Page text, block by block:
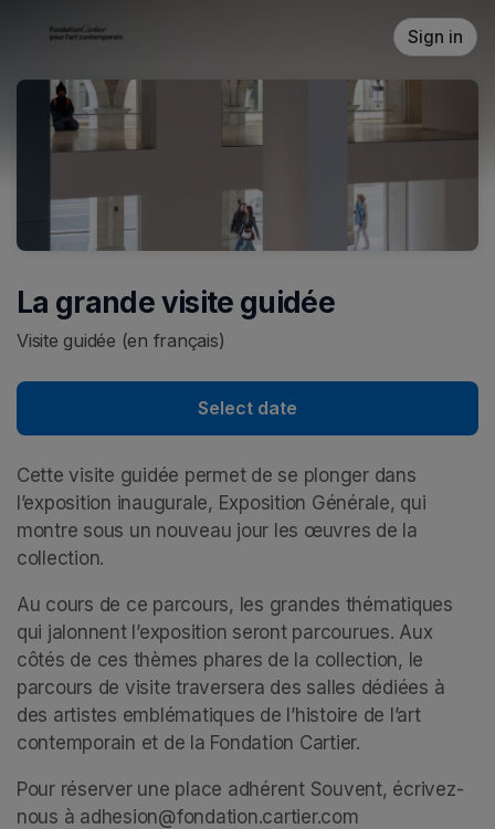
Sign in
La grande visite guidée
Visite guidée (en français)
Select date
Cette visite guidée permet de se plonger dans
l’exposition inaugurale, Exposition Générale, qui
montre sous un nouveau jour les œuvres de la
collection.
Au cours de ce parcours, les grandes thématiques
qui jalonnent l’exposition seront parcourues. Aux
côtés de ces thèmes phares de la collection, le
parcours de visite traversera des salles dédiées à
des artistes emblématiques de l’histoire de l’art
contemporain et de la Fondation Cartier.
Pour réserver une place adhérent Souvent, écrivez-
nous à adhesion@fondation.cartier.com